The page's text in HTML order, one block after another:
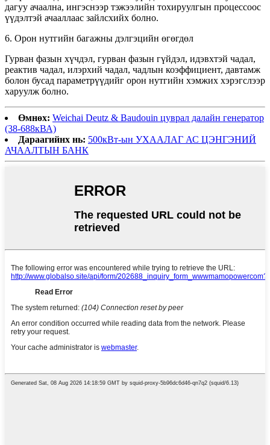
дагуу ачаална, ингэснээр тэжээлийн тохируулгын процессоос
үүдэлтэй ачааллаас зайлсхийх болно.
6. Орон нутгийн багажны дэлгэцийн өгөгдөл
Гурван фазын хүчдэл, гурван фазын гүйдэл, идэвхтэй чадал,
реактив чадал, илэрхий чадал, чадлын коэффициент, давтамж
болон бусад параметрүүдийг орон нутгийн хэмжих хэрэгслээр
харуулж болно.
Өмнөх: Weichai Deutz & Baudouin цуврал далайн генератор
(38-688кВА)
Дараагийнх нь: 500кВт-ын УХААЛАГ АС ЦЭНГЭНИЙ
АЧААЛТЫН БАНК